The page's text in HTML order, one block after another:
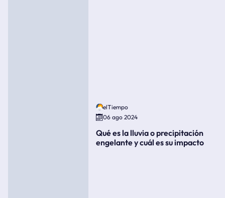
elTiempo
06 ago 2024
Qué es la lluvia o precipitación
engelante y cuál es su impacto